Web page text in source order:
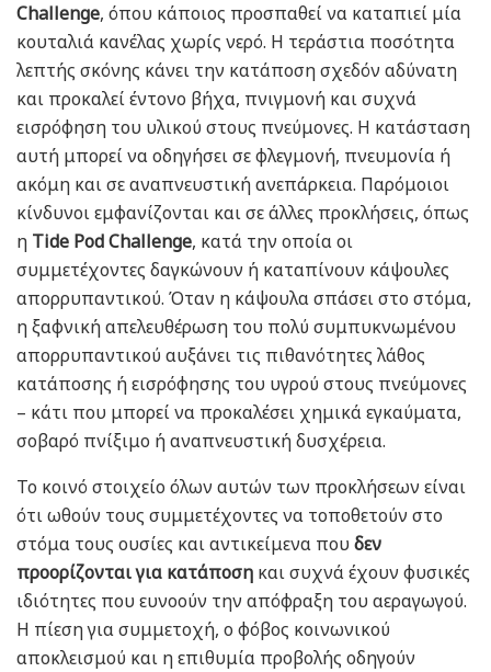
Challenge, όπου κάποιος προσπαθεί να καταπιεί μία
κουταλιά κανέλας χωρίς νερό. Η τεράστια ποσότητα
λεπτής σκόνης κάνει την κατάποση σχεδόν αδύνατη
και προκαλεί έντονο βήχα, πνιγμονή και συχνά
εισρόφηση του υλικού στους πνεύμονες. Η κατάσταση
αυτή μπορεί να οδηγήσει σε φλεγμονή, πνευμονία ή
ακόμη και σε αναπνευστική ανεπάρκεια. Παρόμοιοι
κίνδυνοι εμφανίζονται και σε άλλες προκλήσεις, όπως
η Tide Pod Challenge, κατά την οποία οι
συμμετέχοντες δαγκώνουν ή καταπίνουν κάψουλες
απορρυπαντικού. Όταν η κάψουλα σπάσει στο στόμα,
η ξαφνική απελευθέρωση του πολύ συμπυκνωμένου
απορρυπαντικού αυξάνει τις πιθανότητες λάθος
κατάποσης ή εισρόφησης του υγρού στους πνεύμονες
– κάτι που μπορεί να προκαλέσει χημικά εγκαύματα,
σοβαρό πνίξιμο ή αναπνευστική δυσχέρεια.
Το κοινό στοιχείο όλων αυτών των προκλήσεων είναι
ότι ωθούν τους συμμετέχοντες να τοποθετούν στο
στόμα τους ουσίες και αντικείμενα που δεν
προορίζονται για κατάποση και συχνά έχουν φυσικές
ιδιότητες που ευνοούν την απόφραξη του αεραγωγού.
Η πίεση για συμμετοχή, ο φόβος κοινωνικού
αποκλεισμού και η επιθυμία προβολής οδηγούν